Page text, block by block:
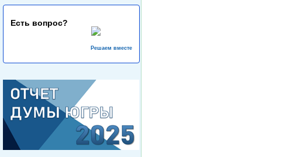
Есть вопрос?
Решаем вместе